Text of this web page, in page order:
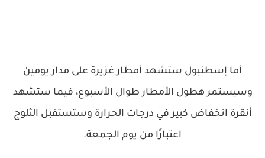
أما إسطنبول ستشهد أمطار غزيرة على مدار يومين
وسيستمر هطول الأمطار طوال الأسبوع، فيما ستشهد
أنقرة انخفاض كبير في درجات الحرارة وستستقبل الثلوج
اعتبارًا من يوم الجمعة.